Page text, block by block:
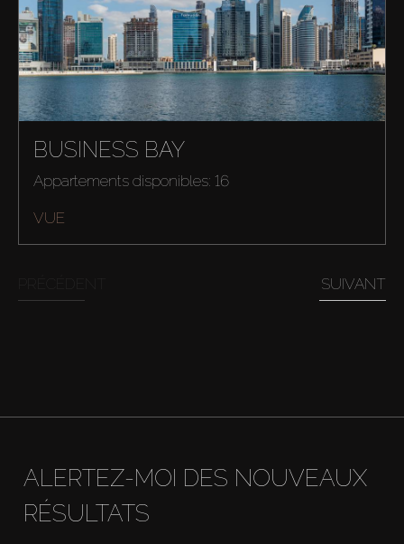
Acheter
Louer
Vendre
Hors Plan
About Us
BUSINESS BAY
Appartements disponibles: 16
VUE
SUIVANT
ALERTEZ-MOI DES NOUVEAUX
RÉSULTATS